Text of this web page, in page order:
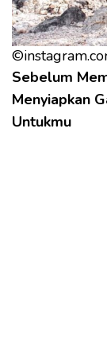
Sebelum
Menyiapkan
Untukmu